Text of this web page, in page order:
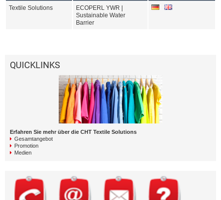
Textile Solutions
ECOPERL YWR |
Sustainable Water
Barrier
QUICKLINKS
Erfahren Sie mehr über die CHT Textile Solutions
Gesamtangebot
Promotion
Medien